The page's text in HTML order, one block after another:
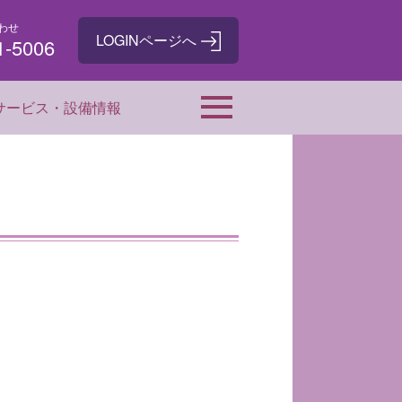
せ
5006
ービス・設備情報